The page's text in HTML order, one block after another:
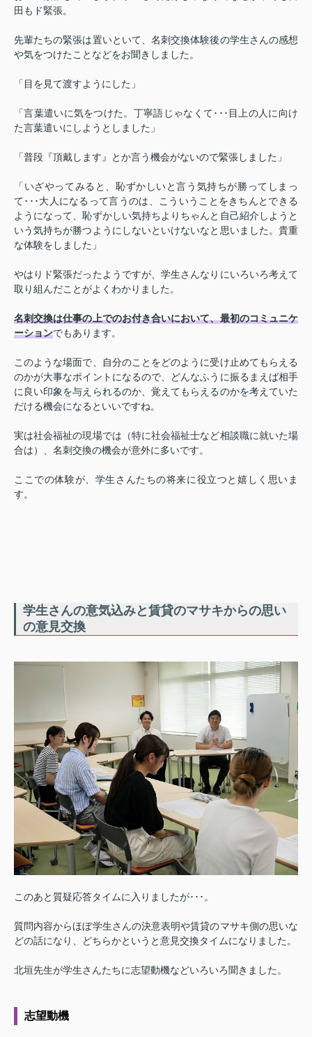
田もド緊張。
先輩たちの緊張は置いといて、名刺交換体験後の学生さんの感想
や気をつけたことなどをお聞きしました。
「目を見て渡すようにした」
「言葉遣いに気をつけた。丁寧語じゃなくて･･･目上の人に向け
た言葉遣いにしようとしました」
「普段『頂戴します』とか言う機会がないので緊張しました」
「いざやってみると、恥ずかしいと言う気持ちが勝ってしまっ
て･･･大人になるって言うのは、こういうことをきちんとできる
ようになって、恥ずかしい気持ちよりちゃんと自己紹介しようと
いう気持ちが勝つようにしないといけないなと思いました。貴重
な体験をしました」
やはりド緊張だったようですが、学生さんなりにいろいろ考えて
取り組んだことがよくわかりました。
名刺交換は仕事の上でのお付き合いにおいて、最初のコミュニケ
ーションでもあります。
このような場面で、自分のことをどのように受け止めてもらえる
のかが大事なポイントになるので、どんなふうに振るまえば相手
に良い印象を与えられるのか、覚えてもらえるのかを考えていた
だける機会になるといいですね。
実は社会福祉の現場では（特に社会福祉士など相談職に就いた場
合は）、名刺交換の機会が意外に多いです。
ここでの体験が、学生さんたちの将来に役立つと嬉しく思いま
す。
学生さんの意気込みと賃貸のマサキからの思い
の意見交換
このあと質疑応答タイムに入りましたが･･･。
質問内容からほぼ学生さんの決意表明や賃貸のマサキ側の思いな
どの話になり、どちらかというと意見交換タイムになりました。
北垣先生が学生さんたちに志望動機などいろいろ聞きました。
志望動機